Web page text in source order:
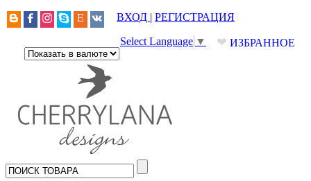
ВХОД | РЕГИСТРАЦИЯ
❤ ИЗБРАННОЕ
Select Language ▼